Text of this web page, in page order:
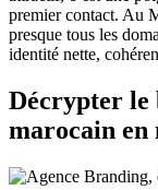
premier contact. Au
presque tous les
identité nette,
Décrypter le
marocain en